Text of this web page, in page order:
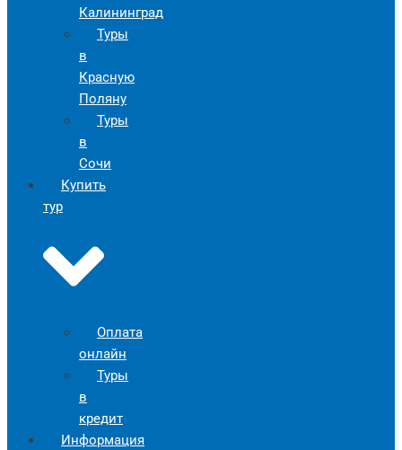
Калининград
Туры
в
Красную
Поляну
Туры
в
Сочи
Купить
тур
Оплата
онлайн
Туры
в
кредит
Информация